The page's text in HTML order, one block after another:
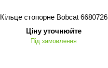
Кільце стопорне Bobcat 6680726
Ціну уточнюйте
Під замовлення